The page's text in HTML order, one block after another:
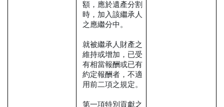
額，應於遺產分割
時，加入該繼承人
之應繼分中。
就被繼承人財產之
維持或增加，已受
有相當報酬或已有
約定報酬者，不適
用前二項之規定。
第一項特別貢獻之